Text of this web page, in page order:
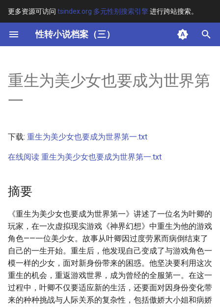
更多资源可访问 tsindex.org 多元性别搜索引擎进行跨站搜索。
性转小说档案（三）
键
开
始
索
重生为美少女也要成为世界第
一
下载: 重生为美少女也要成为世界第一.txt
在线阅读 重生为美少女也要成为世界第一.txt
摘要
《重生为美少女也要成为世界第一》讲述了一位名为叶卿的
玩家，在一次虚拟现实游戏《神界幻想》中重生为他的游戏
角色——一位美少女。故事从叶卿因过度劳累而病倒结束了
自己的一生开始。重生后，他发现自己变成了与游戏角色一
模一样的少女，面对新身份带来的困惑。他坚决要利用这次
重生的机会，重返游戏世界，成为曾经的全服第一。在这一
过程中，叶卿不仅要适应新的生活，还要面对因身份变化带
来的种种挑战与人际关系的复杂性，包括傲娇大小姐和病娇